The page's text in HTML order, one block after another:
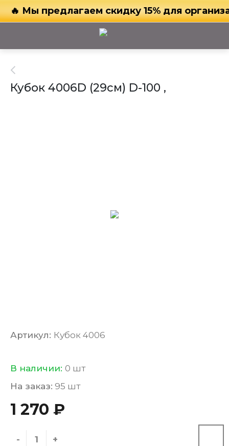
🔥 Мы предлагаем скидку 15% для
Кубок 4006D (29см) D-100 ,
Артикул: Кубок 4006
В наличии: 0 шт
На заказ: 95 шт
1 270 ₽
- +